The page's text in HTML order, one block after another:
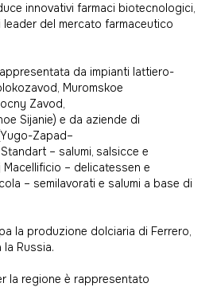
innovativi farmaci biotecnologici,
leader del mercato farmaceutico
da impianti lattiero-
Muromskoe
Zavod,
Sijanie) e da aziende di
Zapad–
– salumi, salsicce e
– delicatessen e
– semilavorati e salumi a base di
la produzione dolciaria di Ferrero,
Russia.
la regione è rappresentato